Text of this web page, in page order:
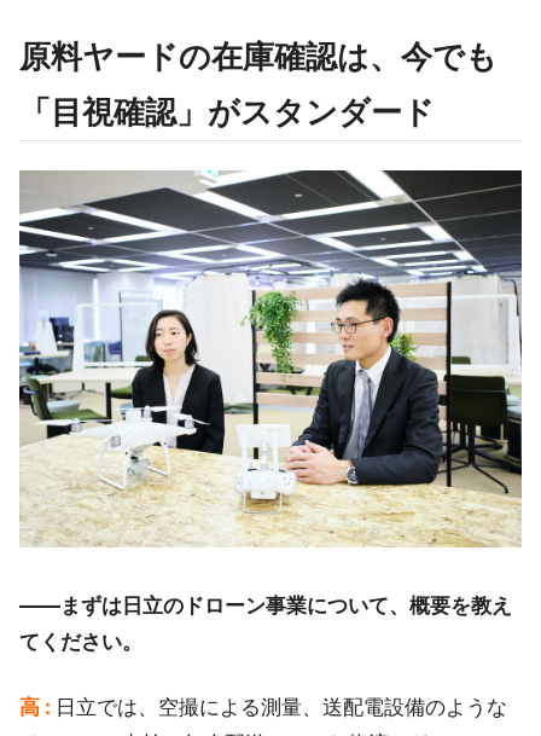
原料ヤードの在庫確認は、今でも
「目視確認」がスタンダード
――まずは日立のドローン事業について、概要を教え
てください。
高 : 日立では、空撮による測量、送配電設備のような